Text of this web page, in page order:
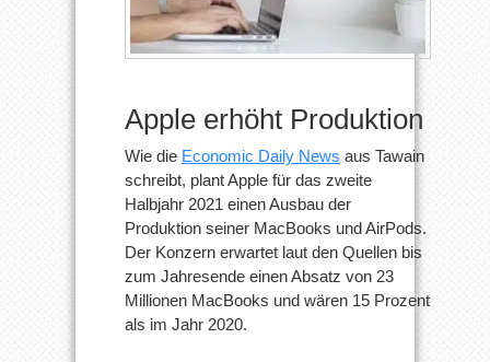
Apple erhöht Produktion
Wie die Economic Daily News aus Tawain
schreibt, plant Apple für das zweite
Halbjahr 2021 einen Ausbau der
Produktion seiner MacBooks und AirPods.
Der Konzern erwartet laut den Quellen bis
zum Jahresende einen Absatz von 23
Millionen MacBooks und wären 15 Prozent
als im Jahr 2020.